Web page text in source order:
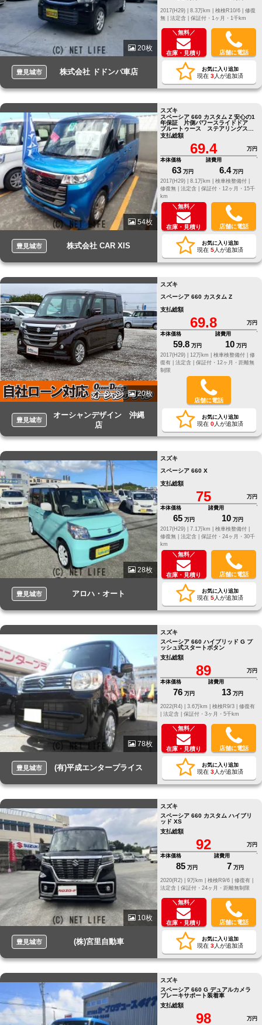
20枚
豊見城市 株式会社 ドドンパ車店
修復
無 | 法定含 | 保証付・1ヶ月・1千km
＼無料／
在庫・見積り 店舗に電話
お気に入り追加
現在 3人が追加済
54枚
豊見城市 株式会社 CAR XIS
スズキ
スペーシア 660 カスタム Z 安心の1
年保証 片側パワースライドドア
ブルートゥース ステアリングスイ
ッチ シートヒーター
支払総額
69.4
万円
本体価格
63 万円
諸費用
6.4 万円
2017(H29) |
8.1万km |
検車検整備付 |
修復無 | 法定含 | 保証付・12ヶ月・15千
km
＼無料／
在庫・見積り 店舗に電話
お気に入り追加
現在 5人が追加済
20枚
豊見城市
オーシャンデザイン 沖縄
店
スズキ
スペーシア 660 カスタム Z
支払総額
69.8
万円
本体価格
59.8 万円
諸費用
10 万円
2017(H29) |
12万km | 検車検整備付 | 修
復有 | 法定含 | 保証付・12ヶ月・距離無
制限
店舗に電話
お気に入り追加
現在 0人が追加済
28枚
豊見城市 アロハ・オート
スズキ
スペーシア 660 X
支払総額
75
万円
本体価格
65 万円
諸費用
10 万円
2017(H29) |
7.1万km |
検車検整備付 |
修復無 | 法定含 | 保証付・24ヶ月・30千
km
＼無料／
在庫・見積り 店舗に電話
お気に入り追加
現在 5人が追加済
78枚
豊見城市 (有)平成エンタープライス
スズキ
スペーシア 660 ハイブリッド G プ
ッシュ式スタートボタン
支払総額
89
万円
本体価格
76 万円
諸費用
13 万円
修復有
法定含 | 保証付・3ヶ月・5千km
＼無料／
在庫・見積り 店舗に電話
お気に入り追加
現在 3人が追加済
10枚
豊見城市 (株)宮里自動車
スズキ
スペーシア 660 カスタム ハイブリ
ッド XS
支払総額
92
万円
本体価格
85 万円
諸費用
7 万円
修復有 |
法定含 | 保証付・24ヶ月・距離無制限
＼無料／
在庫・見積り 店舗に電話
お気に入り追加
現在 3人が追加済
スズキ
スペーシア 660 G デュアルカメラ
ブレーキサポート装着車
支払総額
98 万円